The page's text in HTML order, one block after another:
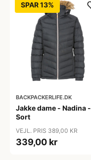
SPAR 13%
BACKPACKERLIFE.DK
Jakke dame - Nadina -
Sort
VEJL. PRIS 389,00 KR
339,00 kr